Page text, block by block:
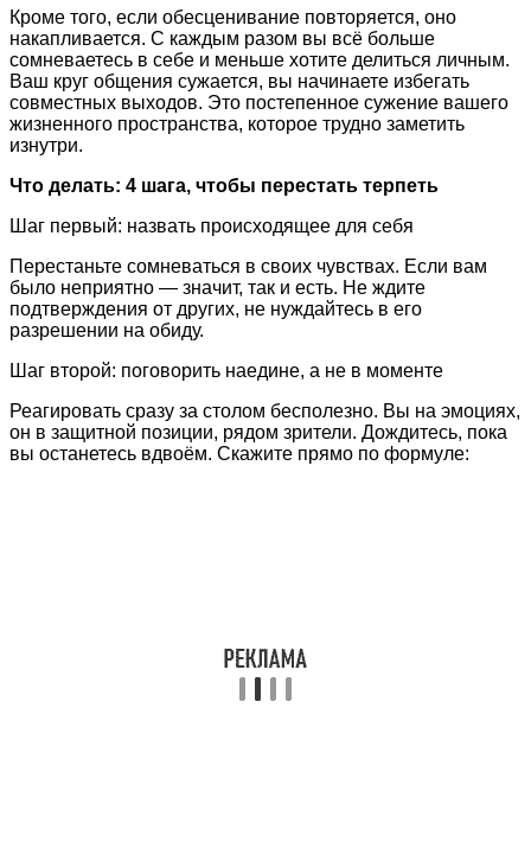
Кроме того, если обесценивание повторяется, оно
накапливается. С каждым разом вы всё больше
сомневаетесь в себе и меньше хотите делиться личным.
Ваш круг общения сужается, вы начинаете избегать
совместных выходов. Это постепенное сужение вашего
жизненного пространства, которое трудно заметить
изнутри.
Что делать: 4 шага, чтобы перестать терпеть
Шаг первый: назвать происходящее для себя
Перестаньте сомневаться в своих чувствах. Если вам
было неприятно — значит, так и есть. Не ждите
подтверждения от других, не нуждайтесь в его
разрешении на обиду.
Шаг второй: поговорить наедине, а не в моменте
Реагировать сразу за столом бесполезно. Вы на эмоциях,
он в защитной позиции, рядом зрители. Дождитесь, пока
вы останетесь вдвоём. Скажите прямо по формуле: